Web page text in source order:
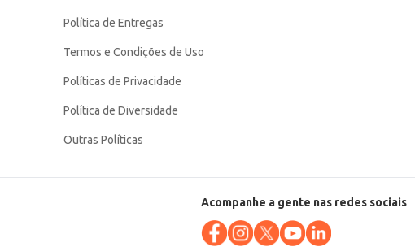
Política de Entregas
Termos e Condições de Uso
Políticas de Privacidade
Política de Diversidade
Outras Políticas
Acompanhe a gente nas redes sociais